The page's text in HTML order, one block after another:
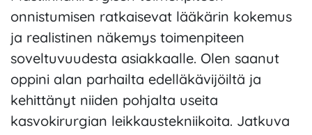
onnistumisen ratkaisevat lääkärin kokemus
ja realistinen näkemys toimenpiteen
soveltuvuudesta asiakkaalle. Olen saanut
oppini alan parhailta edelläkävijöiltä ja
kehittänyt niiden pohjalta useita
kasvokirurgian leikkaustekniikoita. Jatkuva